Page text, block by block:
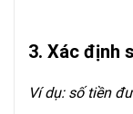
3. Xác định
Ví dụ: số tiền